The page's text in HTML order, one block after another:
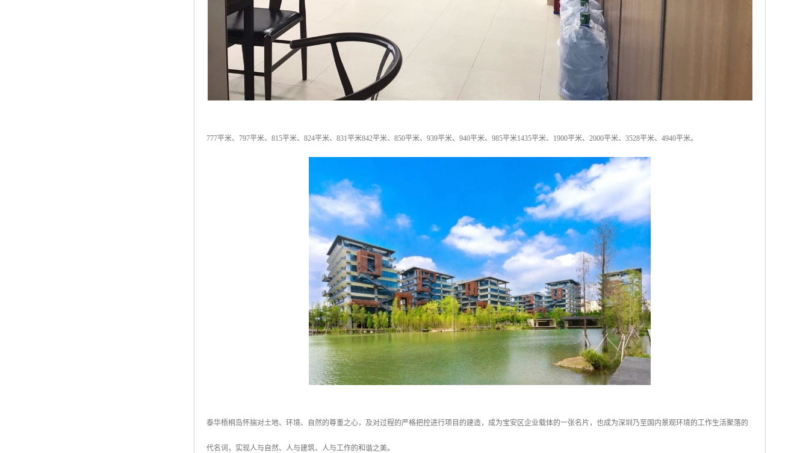
777平米、797平米、815平米、824平米、831平米842平米、850平米、939平米、940平米、985平米1435平米、1900平米、2000平米、3528平米、4940平米。
泰华梧桐岛怀揣对土地、环境、自然的尊重之心，及对过程的严格把控进行项目的建造，成为宝安区企业载体的一张名片，也成为深圳乃至国内景观环境的工作生活聚落的
代名词，实现人与自然、人与建筑、人与工作的和谐之美。